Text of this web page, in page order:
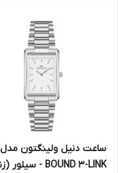
ساعت دنیل ولینگتون مدل
BOUND 3-LINK - سیلور (زنانه)